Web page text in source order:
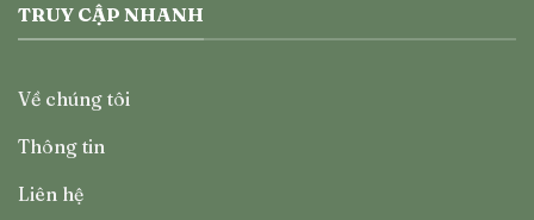
TRUY CẬP NHANH
Về chúng tôi
Thông tin
Liên hệ